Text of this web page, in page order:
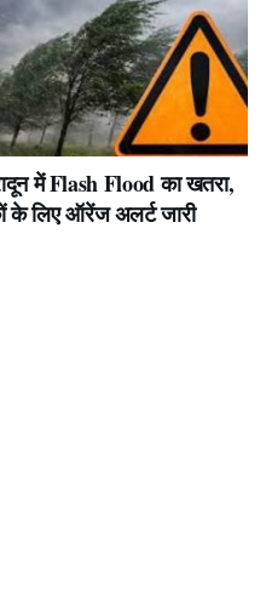
में Flash Flood का खतरा,
के लिए ऑरेंज अलर्ट जारी